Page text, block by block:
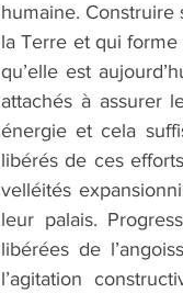
humaine.
la Terre et qui forme
qu’elle est
attachés à assurer
énergie et cela
libérés de ces
velléités
leur palais.
libérées de
l’agitation